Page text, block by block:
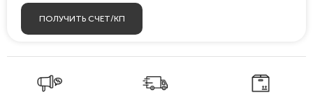
ПОЛУЧИТЬ СЧЕТ/КП